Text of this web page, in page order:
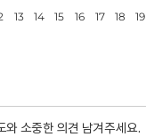
13 14 15 16 17 18 19
와 소중한 의견 남겨주세요.